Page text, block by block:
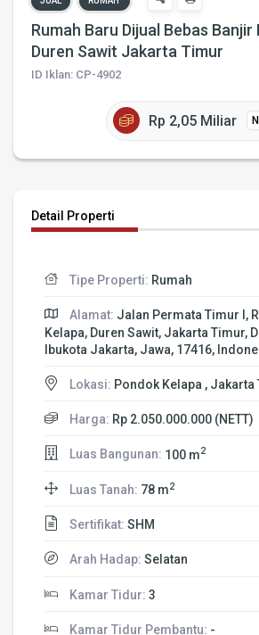
Rumah Baru Dijual Bebas
Duren Sawit Jakarta Timur
ID Iklan: CP-4902
Rp 2,05 Miliar
Detail Properti
Tipe Properti: Rumah
Alamat: Jalan Permata Timur I,
Kelapa, Duren Sawit, Jakarta Timur,
Ibukota Jakarta, Jawa, 17416,
Lokasi: Pondok Kelapa , Jakarta
Harga: Rp 2.050.000.000 (NETT)
Luas Bangunan: 100 m2
Luas Tanah: 78 m2
Sertifikat: SHM
Arah Hadap: Selatan
Kamar Tidur: 3
Kamar Tidur Pembantu: -